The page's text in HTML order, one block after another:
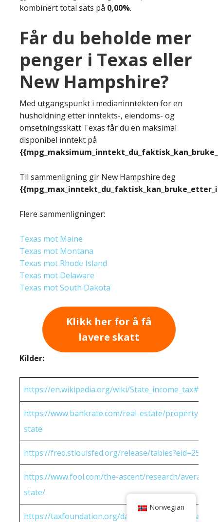
kombinert total sats på 0,00%.
Får du beholde mer
penger i Texas eller
New Hampshire?
Med utgangspunkt i medianinntekten for en
husholdning etter inntekts-, eiendoms- og
omsetningsskatt Texas får du en maksimal
disponibel inntekt på
Til sammenligning gir New Hampshire deg
Flere sammenligninger:
Texas mot Maine
Texas mot Montana
Texas mot Rhode Island
Texas mot Delaware
Texas mot South Dakota
Klikk her for å få
lavere skatt
Kilder:
https://en.wikipedia.org/wiki/
https://www.bankrate.com/real-estate/property-
state
https://fred.stlouisfed.org/release/
https://www.fool.com/the-ascent/research/average-
state/
https://taxfoundation.org/data/all/state/2022-sales-
Norwegian